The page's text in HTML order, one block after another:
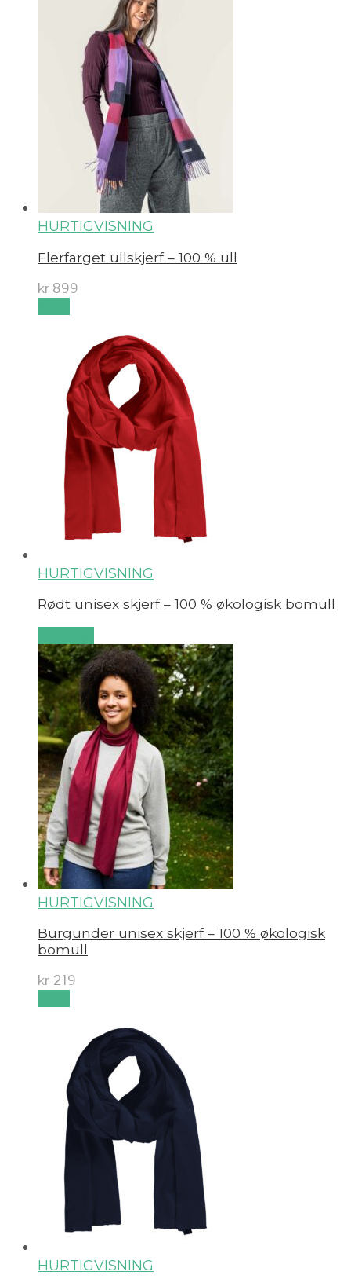
HURTIGVISNING
Flerfarget ullskjerf – 100 % ull
kr 899
HURTIGVISNING
Rødt unisex skjerf – 100 % økologisk bomull
HURTIGVISNING
Burgunder unisex skjerf – 100 % økologisk
bomull
kr 219
HURTIGVISNING